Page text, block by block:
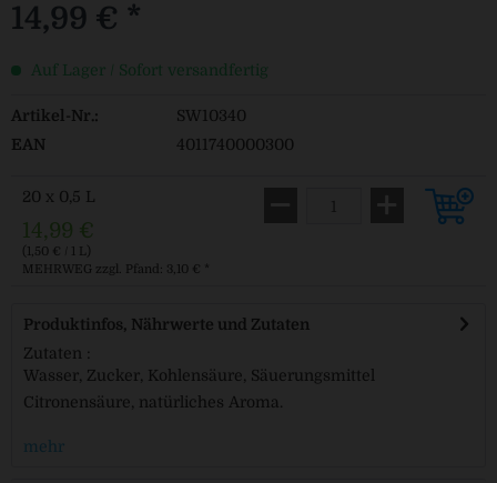
14,99 € *
Auf Lager / Sofort versandfertig
Artikel-Nr.:
SW10340
EAN
4011740000300
20 x 0,5 L
14,99 €
(1,50 € / 1 L)
MEHRWEG zzgl. Pfand: 3,10 € *
Produktinfos, Nährwerte und Zutaten
Zutaten :
Wasser, Zucker, Kohlensäure, Säuerungsmittel
Citronensäure, natürliches Aroma.
mehr